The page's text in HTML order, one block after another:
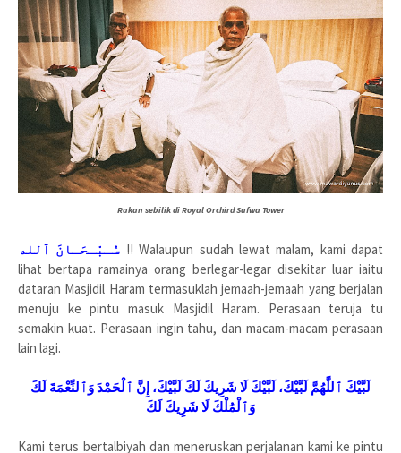
Rakan sebilik di Royal Orchird Safwa Tower
!! Walaupun sudah lewat malam, kami dapat
lihat bertapa ramainya orang berlegar-legar disekitar luar iaitu
dataran Masjidil Haram termasuklah jemaah-jemaah yang berjalan
menuju ke pintu masuk Masjidil Haram. Perasaan teruja tu
semakin kuat. Perasaan ingin tahu, dan macam-macam perasaan
lain lagi.
لَبَّيْكَ ٱللَّٰهُمَّ لَبَّيْكَ، لَبَّيْكَ لَا شَرِيكَ لَكَ لَبَّيْكَ، إِنَّ ٱلْحَمْدَ وَٱلنِّعْمَةَ لَكَ
وَٱلْمُلْكَ لَا شَرِيكَ لَكَ
Kami terus bertalbiyah dan meneruskan perjalanan kami ke pintu